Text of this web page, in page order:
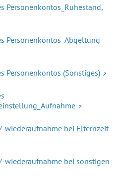
Personenkontos_Ruhestand,
Personenkontos_Abgeltung
Personenkontos (Sonstiges)
bei Elternzeit
bei sonstigen